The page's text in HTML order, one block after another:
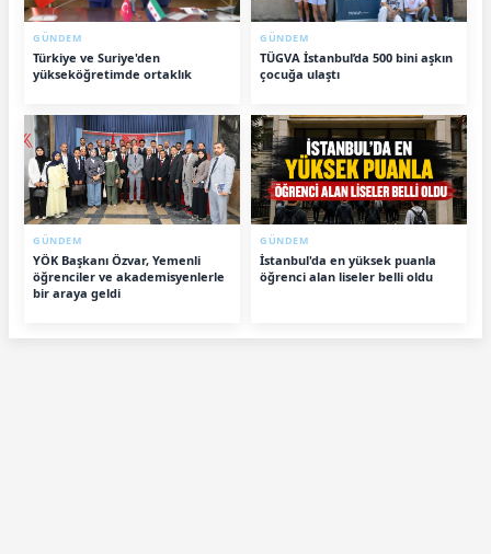
GÜNDEM
Türkiye ve Suriye'den
yükseköğretimde ortaklık
GÜNDEM
TÜGVA İstanbul’da 500 bini aşkın
çocuğa ulaştı
GÜNDEM
YÖK Başkanı Özvar, Yemenli
öğrenciler ve akademisyenlerle
bir araya geldi
GÜNDEM
İstanbul'da en yüksek puanla
öğrenci alan liseler belli oldu